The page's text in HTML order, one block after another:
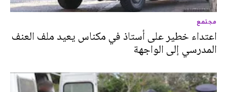
مجتمع
اعتداء خطير على أستاذ في مكناس يعيد ملف العنف
المدرسي إلى الواجهة‎